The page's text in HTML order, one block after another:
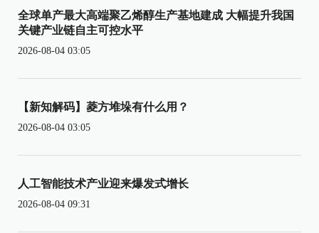
全球单产最大高端聚乙烯醇生产基地建成 大幅提升我国
关键产业链自主可控水平
2026-08-04 03:05
【新知解码】菱方堆垛有什么用？
2026-08-04 03:05
人工智能技术产业迎来爆发式增长
2026-08-04 09:31